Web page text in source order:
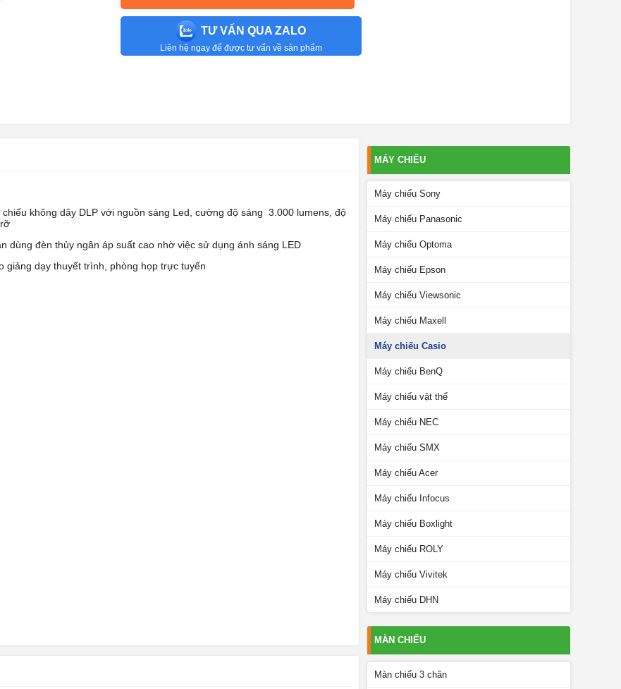
TƯ VẤN QUA ZALO
Liên hệ ngay để được tư vấn về sản phẩm
không dây DLP với nguồn sáng Led, cường độ sáng 3.000 lumens, độ
dùng đèn thủy ngân áp suất cao nhờ việc sử dụng ánh sáng LED
giảng dạy thuyết trình, phòng họp trực tuyến
MÁY CHIẾU
Máy chiếu Sony
Máy chiếu Panasonic
Máy chiếu Optoma
Máy chiếu Epson
Máy chiếu Viewsonic
Máy chiếu Maxell
Máy chiếu Casio
Máy chiếu BenQ
Máy chiếu vật thể
Máy chiếu NEC
Máy chiếu SMX
Máy chiếu Acer
Máy chiếu Infocus
Máy chiếu Boxlight
Máy chiếu ROLY
Máy chiếu Vivitek
Máy chiếu DHN
MÀN CHIẾU
Màn chiếu 3 chân